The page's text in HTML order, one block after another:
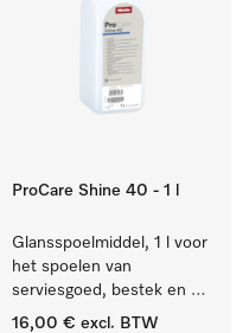
ProCare Shine 40 - 1 l
Glansspoelmiddel, 1 l voor
het spoelen van
serviesgoed, bestek en
ideaal voor glazen.
16,00 € excl. BTW